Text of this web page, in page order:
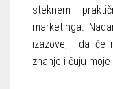
steknem
marketinga.
izazove, i da će
znanje i čuju moje